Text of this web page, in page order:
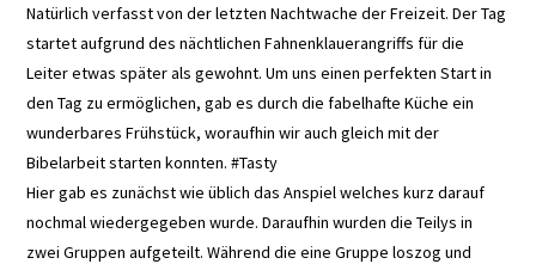
Natürlich verfasst von der letzten Nachtwache der Freizeit. Der Tag
startet aufgrund des nächtlichen Fahnenklauerangriffs für die
Leiter etwas später als gewohnt. Um uns einen perfekten Start in
den Tag zu ermöglichen, gab es durch die fabelhafte Küche ein
wunderbares Frühstück, woraufhin wir auch gleich mit der
Bibelarbeit starten konnten. #Tasty
Hier gab es zunächst wie üblich das Anspiel welches kurz darauf
nochmal wiedergegeben wurde. Daraufhin wurden die Teilys in
zwei Gruppen aufgeteilt. Während die eine Gruppe loszog und